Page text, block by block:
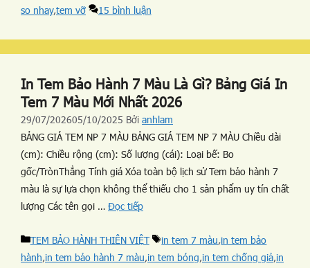
so nhay,tem vỡ 15 bình luận
In Tem Bảo Hành 7 Màu Là Gì? Bảng Giá In
Tem 7 Màu Mới Nhất 2026
29/07/202605/10/2025 Bởi anhlam
BẢNG GIÁ TEM NP 7 MÀU BẢNG GIÁ TEM NP 7 MÀU Chiều dài
(cm): Chiều rộng (cm): Số lượng (cái): Loại bế: Bo
gốc/TrònThẳng Tính giá Xóa toàn bộ lịch sử Tem bảo hành 7
màu là sự lựa chọn không thể thiếu cho 1 sản phẩm uy tín chất
lượng Các tên gọi … Đọc tiếp
TEM BẢO HÀNH THIÊN VIỆT in tem 7 màu,in tem bảo
hành,in tem bảo hành 7 màu,in tem bóng,in tem chống giả,in